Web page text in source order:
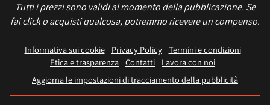
Tutti i prezzi sono validi al momento della pubblicazione. Se
fai click o acquisti qualcosa, potremmo ricevere un compenso.
Informativa sui cookie Privacy Policy
Termini e condizioni
Etica e trasparenza Contatti
Lavora con noi
Aggiorna le impostazioni di tracciamento della pubblicità